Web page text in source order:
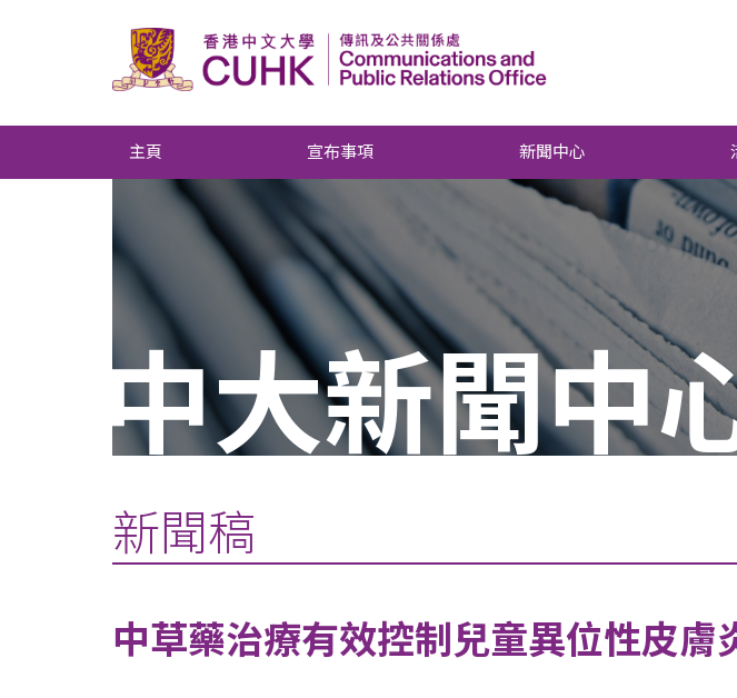
主頁 宣布事項 新聞中心
中大新聞中
新聞稿
中草藥治療有效控制兒童異位性皮膚